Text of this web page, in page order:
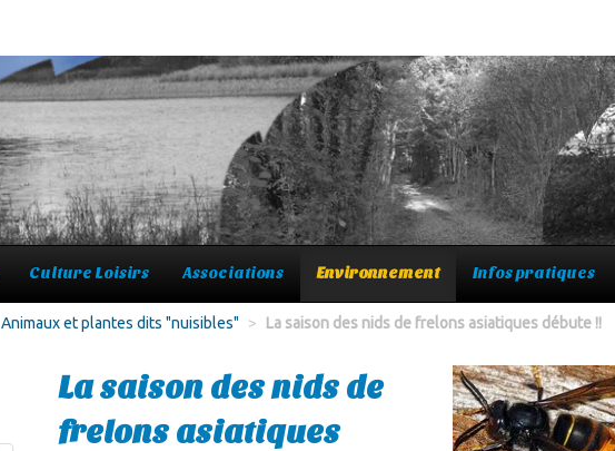
Culture Loisirs Associations Environnement Infos pratiques
Animaux et plantes dits "nuisibles" > La saison des nids de frelons asiatiques débute !!
La saison des nids de
frelons asiatiques